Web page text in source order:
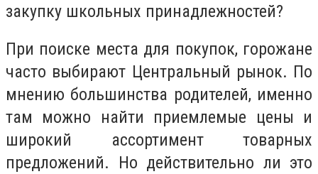
закупку школьных принадлежностей?
При поиске места для покупок, горожане
часто выбирают Центральный рынок. По
мнению большинства родителей, именно
там можно найти приемлемые цены и
широкий ассортимент товарных
предложений. Но действительно ли это